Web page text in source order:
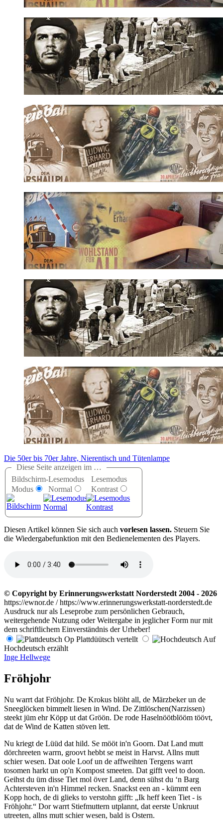
Die 50er bis 70er Jahre, Nierentisch und Tütenlampe
Diese Seite anzeigen im …
Bildschirm-
Modus
Lesemodus
Normal
Lesemodus
Kontrast
Diesen Artikel können Sie sich auch vorlesen lassen. Steuern Sie
die Wiedergabefunktion mit den Bedienelementen des Players.
© Copyright by Erinnerungswerkstatt Norderstedt 2004 - 2026
https://ewnor.de / https://www.erinnerungswerkstatt-norderstedt.de
Ausdruck nur als Leseprobe zum persönlichen Gebrauch,
weitergehende Nutzung oder Weitergabe in jeglicher Form nur mit
dem schriftlichem Einverständnis der Urheber!
Op Plattdüütsch vertellt
Auf
Hochdeutsch erzählt
Inge Hellwege
Fröhjohr
Nu warrt dat Fröhjohr. De Krokus blöht all, de Märzbeker un de
Sneeglöcken bimmelt liesen in Wind. De Zittlöschen(Narzissen)
steekt jüm ehr Köpp ut dat Gröön. De rode Haselnöötblööm töövt,
dat de Wind de Katten stöven lett.
Nu kriegt de Lüüd dat hild. Se mööt in'n Goorn. Dat Land mutt
dörchreeten warrn, groovt hebbt se meist in Harvst. Allns mutt
schier wesen. Dat oole Loof un de affweihten Tergens warrt
tosomen harkt un op'n Kompost smeeten. Dat gifft veel to doon.
Geihst du üm disse Tiet mol över Land, denn sühst du ‘n Barg
Achtersteven in'n Himmel recken. Snackst een an - kümmt een
Kopp hoch, de di glieks to verstohn gifft:
Ik heff keen Tiet - is
Fröhjohr.
Dor warrt Stiefmuttern utplannt, dat eerste Unkruut
utreeten, allns mutt schier wesen, bald is Ostern.